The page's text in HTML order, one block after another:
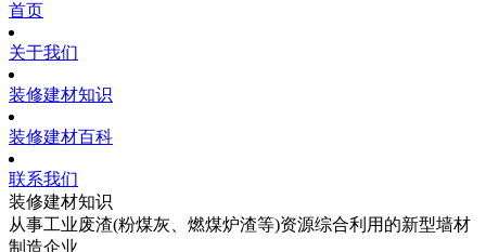
首页
关于我们
装修建材知识
装修建材百科
联系我们
装修建材知识
从事工业废渣(粉煤灰、燃煤炉渣等)资源综合利用的新型墙材
制造企业